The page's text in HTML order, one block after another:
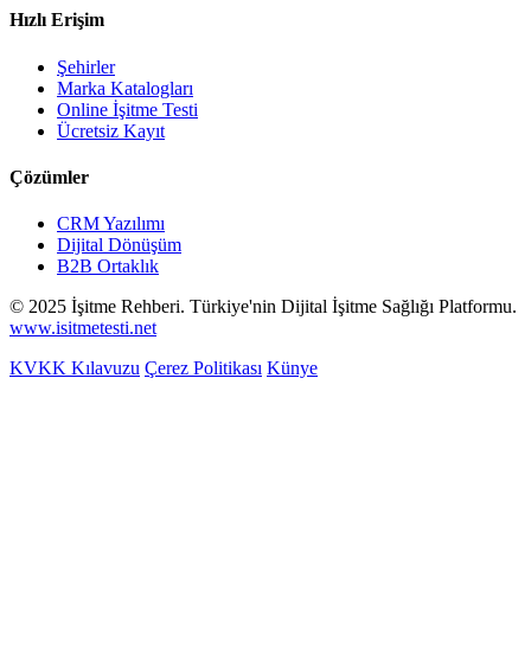
Hızlı Erişim
Şehirler
Marka Katalogları
Online İşitme Testi
Ücretsiz Kayıt
Çözümler
CRM Yazılımı
Dijital Dönüşüm
B2B Ortaklık
© 2025 İşitme Rehberi. Türkiye'nin Dijital İşitme Sağlığı Platformu.
www.isitmetesti.net
KVKK Kılavuzu Çerez Politikası Künye